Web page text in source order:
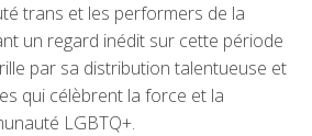
trans et les performers de la
un regard inédit sur cette période
par sa distribution talentueuse et
qui célèbrent la force et la
LGBTQ+.